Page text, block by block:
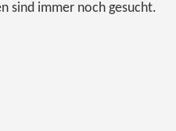
sind immer noch gesucht.